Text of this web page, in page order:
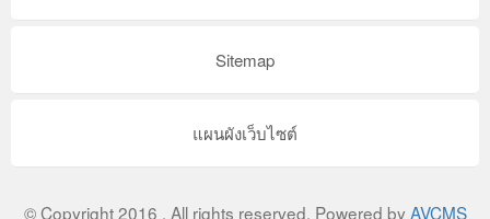
Sitemap
แผนผังเว็บไซต์
© Copyright 2016 . All rights reserved. Powered by AVCMS